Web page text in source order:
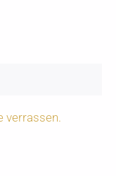
verrassen.